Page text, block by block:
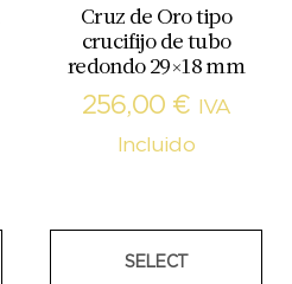
Cruz de Oro tipo
crucifijo de tubo
redondo 29×18 mm
256,00 €
IVA
Incluido
SELECT